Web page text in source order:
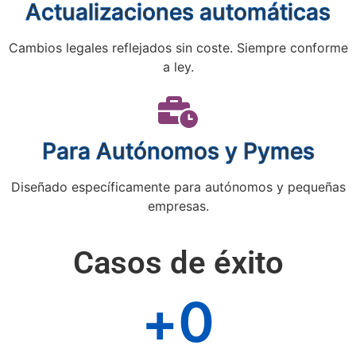
Actualizaciones automáticas
Cambios legales reflejados sin coste. Siempre conforme
a ley.
Para Autónomos y Pymes
Diseñado específicamente para autónomos y pequeñas
empresas.
Casos de éxito
+0